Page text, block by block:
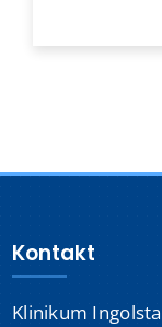
Kontakt
Klinikum